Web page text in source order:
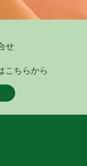
せ
こちらから